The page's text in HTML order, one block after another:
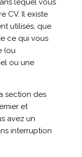
lequel vous
CV. Il existe
utilisés, que
ce qui vous
(ou
ou une
section des
et
avez un
interruption